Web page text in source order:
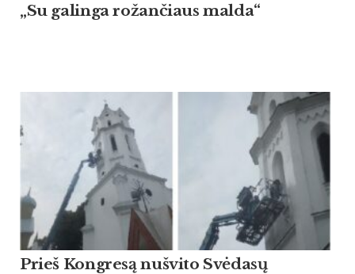
„Su galinga rožančiaus malda“
Prieš Kongresą nušvito Svėdasų